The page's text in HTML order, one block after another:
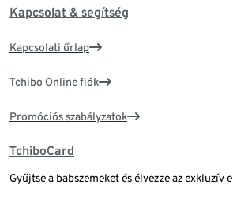
Kapcsolat & segítség
Kapcsolati űrlap
Tchibo Online fiók
Promóciós szabályzatok
TchiboCard
Gyűjtse a babszemeket és élvezze az exkluzív